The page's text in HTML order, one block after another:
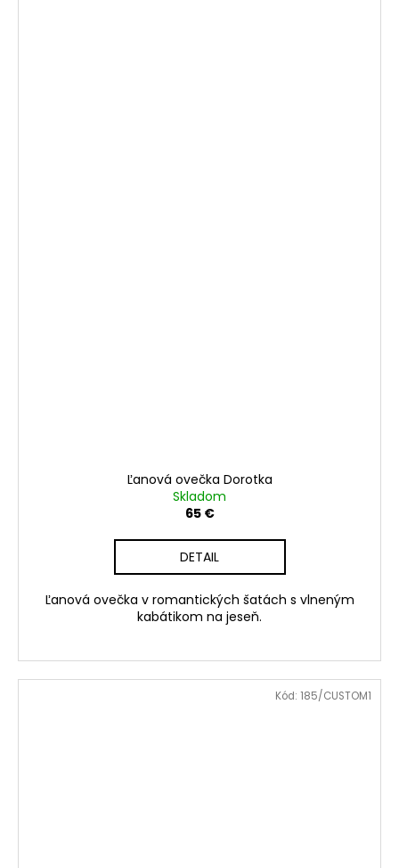
Ľanová ovečka Dorotka
Skladom
65 €
DETAIL
Ľanová ovečka v romantických šatách s vlneným
kabátikom na jeseň.
Kód: 185/CUSTOM1